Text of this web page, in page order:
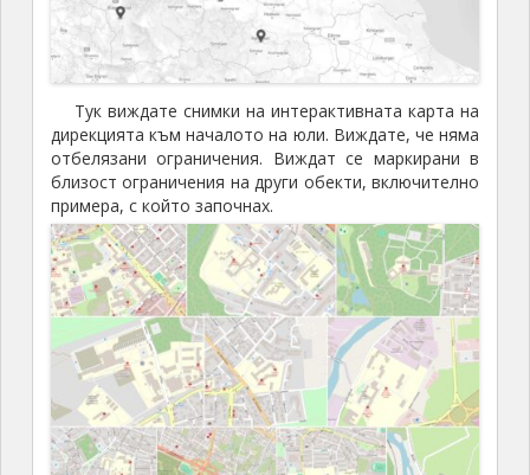
Тук виждате снимки на интерактивната карта на
дирекцията към началото на юли. Виждате, че няма
отбелязани ограничения. Виждат се маркирани в
близост ограничения на други обекти, включително
примера, с който започнах.